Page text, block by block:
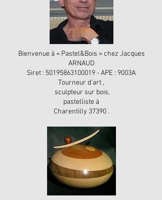
Bienvenue à « Pastel&Bois » chez Jacques
ARNAUD
Siret : 50195863100019- APE : 9003A
Tourneur d’art ,
sculpteur sur bois,
pastelliste à
Charentilly 37390 .